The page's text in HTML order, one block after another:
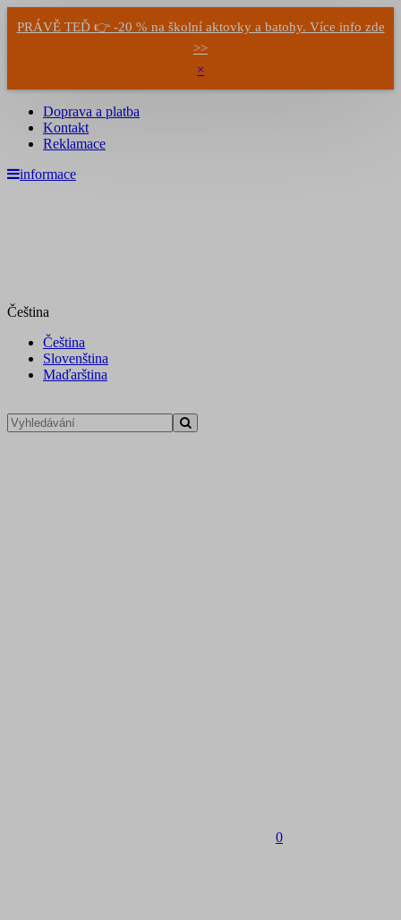
PRÁVĚ TEĎ 👉 -20 % na školní aktovky a batohy. Více info zde
>>
×
Doprava a platba
Kontakt
Reklamace
informace
Čeština
Čeština
Slovenština
Maďarština
0